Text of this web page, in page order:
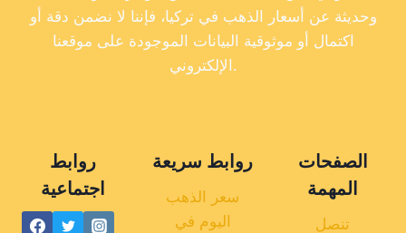
وحديثة عن أسعار الذهب في تركيا، فإننا لا نضمن دقة أو
اكتمال أو موثوقية البيانات الموجودة على موقعنا
الإلكتروني.
روابط
اجتماعية
روابط سريعة
سعر الذهب
اليوم في
الصفحات
المهمة
تنصل